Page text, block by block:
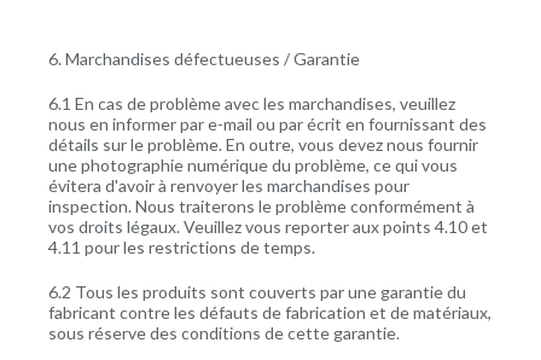
6. Marchandises défectueuses / Garantie
6.1 En cas de problème avec les marchandises, veuillez
nous en informer par e-mail ou par écrit en fournissant des
détails sur le problème. En outre, vous devez nous fournir
une photographie numérique du problème, ce qui vous
évitera d'avoir à renvoyer les marchandises pour
inspection. Nous traiterons le problème conformément à
vos droits légaux. Veuillez vous reporter aux points 4.10 et
4.11 pour les restrictions de temps.
6.2 Tous les produits sont couverts par une garantie du
fabricant contre les défauts de fabrication et de matériaux,
sous réserve des conditions de cette garantie.